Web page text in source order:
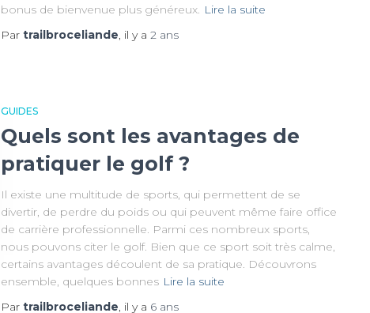
bonus de bienvenue plus généreux. Lire la suite
Par trailbroceliande, il y a 2 ans
GUIDES
Quels sont les avantages de
pratiquer le golf ?
Il existe une multitude de sports, qui permettent de se
divertir, de perdre du poids ou qui peuvent même faire office
de carrière professionnelle. Parmi ces nombreux sports,
nous pouvons citer le golf. Bien que ce sport soit très calme,
certains avantages découlent de sa pratique. Découvrons
ensemble, quelques bonnes Lire la suite
Par trailbroceliande, il y a 6 ans